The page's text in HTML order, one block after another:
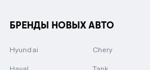
БРЕНДЫ НОВЫХ АВТО
Hyundai Chery